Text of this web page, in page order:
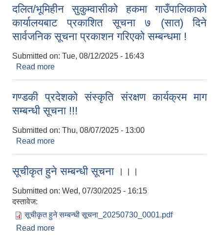
दलित/भूमिहीन सुकुम्वासीको हकमा गाउँपालिकाको
कार्यालयबाट प्रकाशित सूचना ७ (सात) दिने
सार्वजनिक सूचना प्रकाशन गरिएको सम्बन्धमा !
Submitted on: Tue, 08/12/2025 - 16:43
Read more
गण्डकी प्रदेशको संस्कृति संरक्षण कार्यक्रम माग
सम्बन्धी सूचना !!!
Submitted on: Thu, 08/07/2025 - 13:00
Read more
सूचीकृत हुने सम्बन्धी सूचना ।।।
Submitted on: Wed, 07/30/2025 - 16:15
दस्तावेज:
सूचीकृत हुने सम्बन्धी सूचना_20250730_0001.pdf
Read more